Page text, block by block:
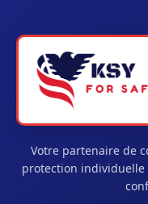
Votre partenaire de
protection individuelle